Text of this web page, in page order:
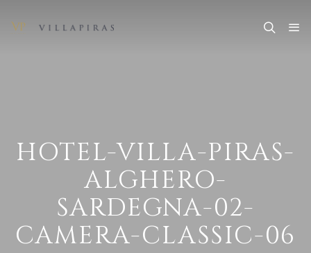
HOTEL-VILLA-PIRAS-
ALGHERO-
SARDEGNA-02-
CAMERA-CLASSIC-06